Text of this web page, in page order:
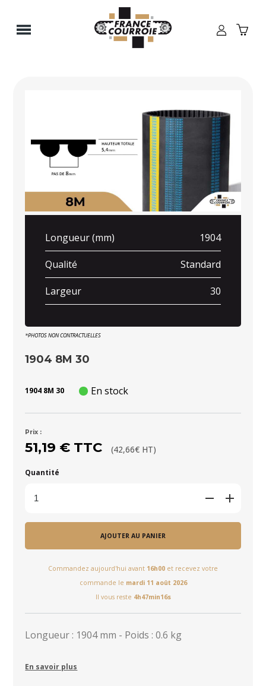
Longueur (mm) 1904
Qualité Standard
Largeur 30
*PHOTOS NON CONTRACTUELLES
1904 8M 30
1904 8M 30 En stock
Prix :
51,19 € TTC (42,66€ HT)
Quantité
AJOUTER AU PANIER
Commandez aujourd'hui avant 16h00 et recevez votre
commande le mardi 11 août 2026
Il vous reste 4h47min16s
Longueur : 1904 mm - Poids : 0.6 kg
En savoir plus
Panneau de gestion des cookies